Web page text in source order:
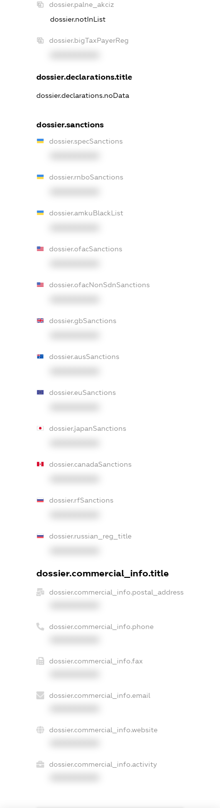
dossier.palne_akciz
dossier.notInList
dossier.bigTaxPayerReg
dossier.declarations.title
dossier.declarations.noData
dossier.sanctions
dossier.specSanctions
dossier.rnboSanctions
dossier.amkuBlackList
dossier.ofacSanctions
dossier.ofacNonSdnSanctions
dossier.gbSanctions
dossier.ausSanctions
dossier.euSanctions
dossier.japanSanctions
dossier.canadaSanctions
dossier.rfSanctions
dossier.russian_reg_title
dossier.commercial_info.title
dossier.commercial_info.postal_address
dossier.commercial_info.phone
dossier.commercial_info.fax
dossier.commercial_info.email
dossier.commercial_info.website
dossier.commercial_info.activity